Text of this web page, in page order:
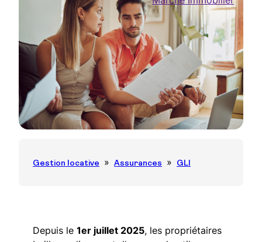
Gestion locative Assurances GLI
Depuis le 1er juillet 2025, les propriétaires